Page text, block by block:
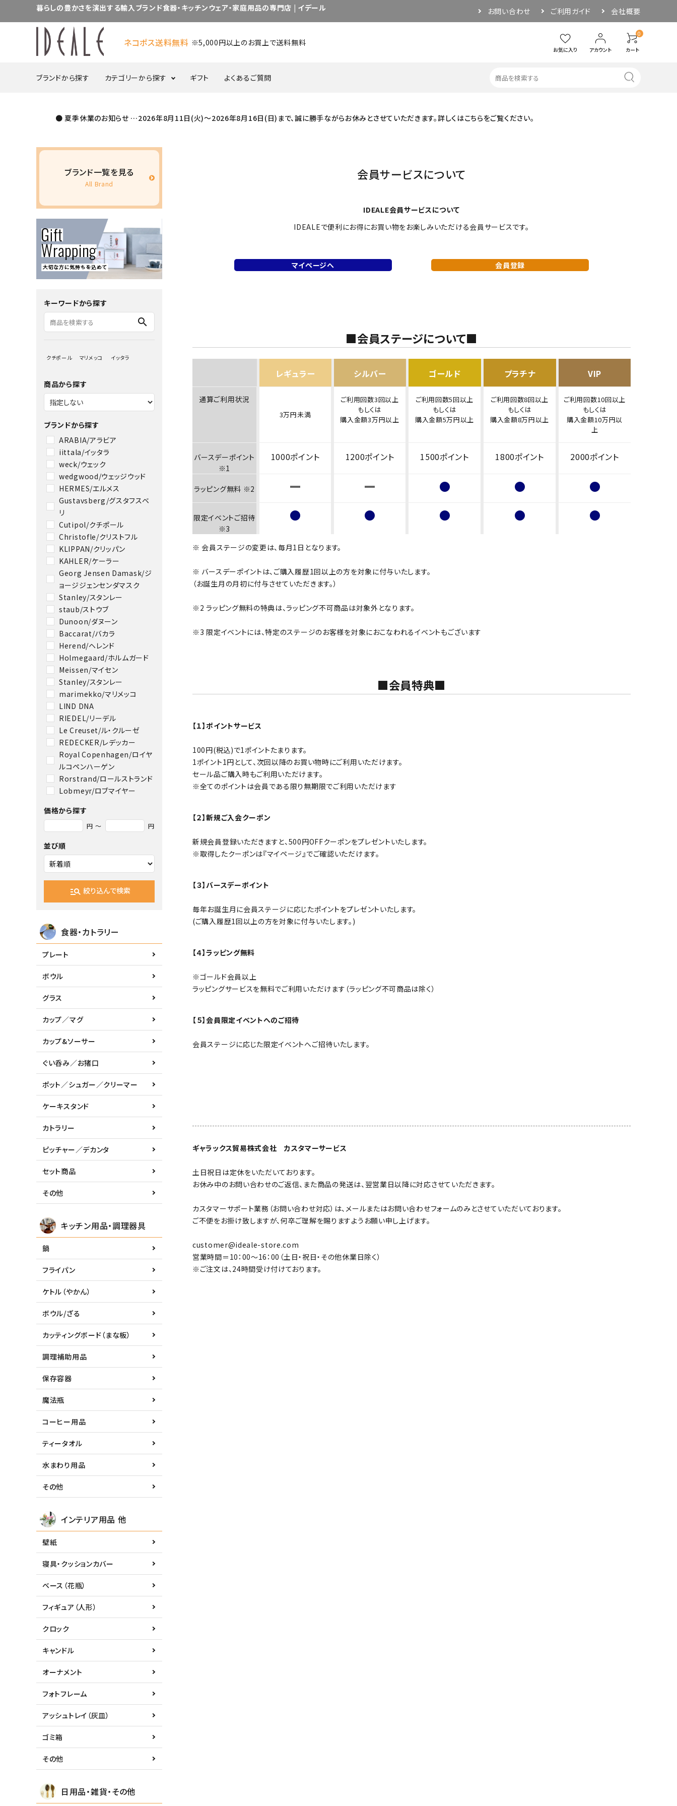
暮らしの豊かさを演出する輸入ブランド食器・キッチンウェア・家庭用品の専門店 | イデール お問い合わせ ご利用ガイド 会社概要
ネコポス送料無料 ※5,000円以上のお買上で送料無料
お気に入り アカウント
0
カート
ブランドから探す カテゴリーから探す
食器・カトラリー キッチン用品・調理用品 インテリア用品 他 日用品・雑貨・その他 アウトドア
ポット／シュガー／
ピッチャー／デカンタ セット商品
一覧を見る
ギフト よくあるご質問
● 夏季休業のお知らせ …2026年8月11日(火)～2026年8月16日(日)まで、誠に勝手ながらお休みとさせていただきます。詳しくはこちらをご覧ください。
ブランド一覧を見る
All Brand
キーワードから探す
search
クチポール マリメッコ イッタラ
商品から探す
ブランドから探す
ARABIA/アラビア
iittala/イッタラ
weck/ウェック
wedgwood/ウェッジウッド
HERMES/エルメス
Gustavsberg/グスタフスベ
リ
Cutipol/クチポール
Christofle/クリストフル
KLIPPAN/クリッパン
KAHLER/ケーラー
Georg Jensen Damask/ジ
ョージジェンセンダマスク
Stanley/スタンレー
staub/ストウブ
Dunoon/ダヌーン
Baccarat/バカラ
Herend/ヘレンド
Holmegaard/ホルムガード
Meissen/マイセン
Stanley/スタンレー
marimekko/マリメッコ
LIND DNA
RIEDEL/リーデル
Le Creuset/ル・クルーゼ
REDECKER/レデッカー
Royal Copenhagen/ロイヤ
ルコペンハーゲン
Rorstrand/ロールストランド
Lobmeyr/ロブマイヤー
価格から探す
円 ～ 円
並び順
manage_search 絞り込んで検索
食器・カトラリー
プレート
ボウル
グラス
カップ／マグ
カップ&ソーサー
ぐい呑み／お猪口
ポット／シュガー／クリーマー
ケーキスタンド
カトラリー
ピッチャー／デカンタ
セット商品
その他
キッチン用品・調理器具
鍋
フライパン
ケトル（やかん）
ボウル/ざる
カッティングボード（まな板）
調理補助用品
保存容器
魔法瓶
コーヒー用品
ティータオル
水まわり用品
その他
インテリア用品 他
壁紙
寝具・クッションカバー
ベース（花瓶）
フィギュア（人形）
クロック
キャンドル
オーナメント
フォトフレーム
アッシュトレイ（灰皿）
ゴミ箱
その他
日用品・雑貨・その他
会員サービスについて
IDEALE会員サービスについて
IDEALEで便利にお得にお買い物をお楽しみいただける会員サービスです。
マイページへ 会員登録
■会員ステージについて■
レギュラー シルバー ゴールド プラチナ VIP
通算ご利用状況
3万円未満
ご利用回数3回以上
もしくは
購入金額3万円以上
ご利用回数5回以上
もしくは
購入金額5万円以上
ご利用回数8回以上
もしくは
購入金額8万円以上
ご利用回数10回以上
もしくは
購入金額10万円以
上
バースデーポイント
※1
1000ポイント 1200ポイント 1500ポイント 1800ポイント 2000ポイント
ラッピング無料 ※2
限定イベントご招待
※3
※ 会員ステージの変更は、毎月1日となります。
※ バースデーポイントは、ご購入履歴1回以上の方を対象に付与いたします。
（お誕生月の月初に付与させていただきます。）
※2 ラッピング無料の特典は、ラッピング不可商品は対象外となります。
※3 限定イベントには、特定のステージのお客様を対象におこなわれるイベントもございます
■会員特典■
【１】ポイントサービス
100円(税込)で1ポイントたまります。
1ポイント1円として、次回以降のお買い物時にご利用いただけます。
セール品ご購入時もご利用いただけます。
※全てのポイントは会員である限り無期限でご利用いただけます
【２】新規ご入会クーポン
新規会員登録いただきますと、500円OFFクーポンをプレゼントいたします。
※取得したクーポンは『マイページ』でご確認いただけます。
【３】バースデーポイント
毎年お誕生月に会員ステージに応じたポイントをプレゼントいたします。
(ご購入履歴1回以上の方を対象に付与いたします。)
【４】ラッピング無料
※ゴールド会員以上
ラッピングサービスを無料でご利用いただけます（ラッピング不可商品は除く）
【５】会員限定イベントへのご招待
会員ステージに応じた限定イベントへご招待いたします。
ギャラックス貿易株式会社 カスタマーサービス
土日祝日は定休をいただいております。
お休み中のお問い合わせのご返信、また商品の発送は、翌営業日以降に対応させていただきます。
カスタマーサポート業務（お問い合わせ対応）は、メールまたはお問い合わせフォームのみとさせていただいております。
ご不便をお掛け致しますが、何卒ご理解を賜りますようお願い申し上げます。
customer@ideale-store.com
営業時間＝10：00～16：00（土日・祝日・その他休業日除く）
※ご注文は、24時間受け付けております。